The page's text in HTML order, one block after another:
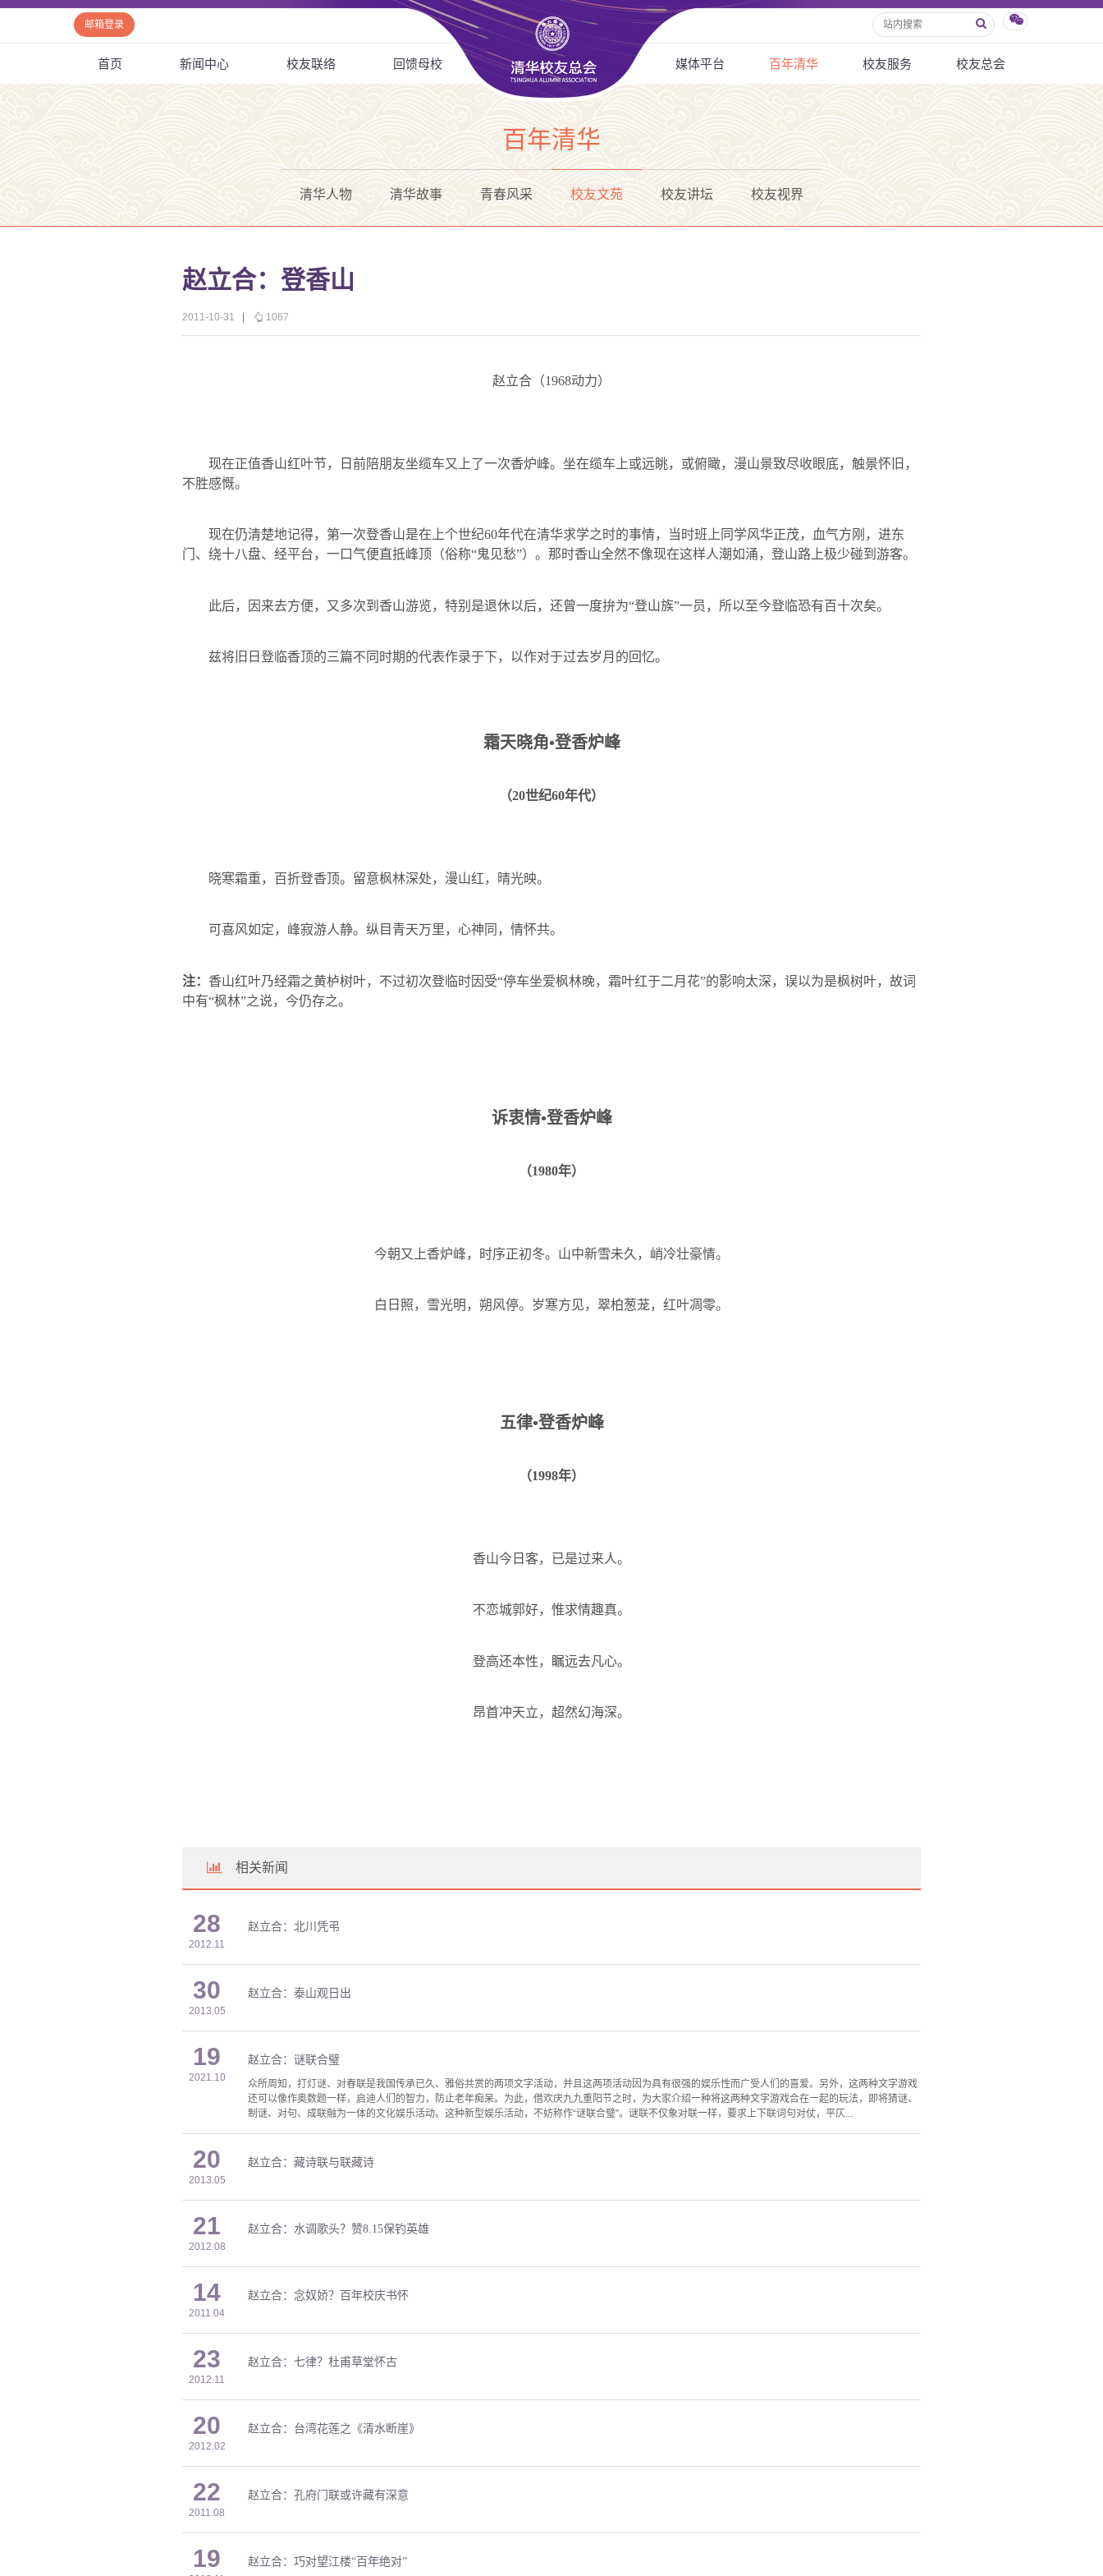
邮箱登录
首页 新闻中心 校友联络 回馈母校 媒体平台 百年清华 校友服务 校友总会
百年清华
清华人物 清华故事 青春风采 校友文苑 校友讲坛 校友视界
赵立合：登香山
2011-10-31 1067
赵立合（1968动力）
现在正值香山红叶节，日前陪朋友坐缆车又上了一次香炉峰。坐在缆车上或远眺，或俯瞰，漫山景致尽收眼底，触景怀旧，
不胜感慨。
现在仍清楚地记得，第一次登香山是在上个世纪60年代在清华求学之时的事情，当时班上同学风华正茂，血气方刚，进东
门、绕十八盘、经平台，一口气便直抵峰顶（俗称“鬼见愁”）。那时香山全然不像现在这样人潮如涌，登山路上极少碰到游客。
此后，因来去方便，又多次到香山游览，特别是退休以后，还曾一度拚为“登山族”一员，所以至今登临恐有百十次矣。
兹将旧日登临香顶的三篇不同时期的代表作录于下，以作对于过去岁月的回忆。
霜天晓角•登香炉峰
（20世纪60年代）
晓寒霜重，百折登香顶。留意枫林深处，漫山红，晴光映。
可喜风如定，峰寂游人静。纵目青天万里，心神同，情怀共。
注： 香山红叶乃经霜之黄栌树叶，不过初次登临时因受“停车坐爱枫林晚，霜叶红于二月花”的影响太深，误以为是枫树叶，故词
中有“枫林”之说，今仍存之。
诉衷情•登香炉峰
（1980年）
今朝又上香炉峰，时序正初冬。山中新雪未久，峭冷壮豪情。
白日照，雪光明，朔风停。岁寒方见，翠柏葱茏，红叶凋零。
五律•登香炉峰
（1998年）
香山今日客，已是过来人。
不恋城郭好，惟求情趣真。
登高还本性，瞩远去凡心。
昂首冲天立，超然幻海深。
相关新闻
28
2012.11
赵立合：北川凭弔
30
2013.05
赵立合：泰山观日出
19
2021.10
赵立合：谜联合璧
众所周知，打灯谜、对春联是我国传承已久、雅俗共赏的两项文字活动，并且这两项活动因为具有很强的娱乐性而广受人们的喜爱。另外，这两种文字游戏
还可以像作奥数题一样，启迪人们的智力，防止老年痴呆。为此，借欢庆九九重阳节之时，为大家介绍一种将这两种文字游戏合在一起的玩法，即将猜谜、
制谜、对句、成联融为一体的文化娱乐活动。这种新型娱乐活动，不妨称作“谜联合璧”。谜联不仅象对联一样，要求上下联词句对仗，平仄...
20
2013.05
赵立合：藏诗联与联藏诗
21
2012.08
赵立合：水调歌头？赞8.15保钓英雄
14
2011.04
赵立合：念奴娇？百年校庆书怀
23
2012.11
赵立合：七律？杜甫草堂怀古
20
2012.02
赵立合：台湾花莲之《清水断崖》
22
2011.08
赵立合：孔府门联或许藏有深意
19 赵立合：巧对望江楼“百年绝对”